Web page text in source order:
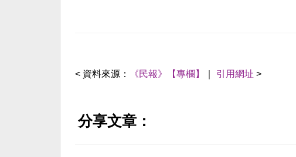
< 資料來源： 《民報》【專欄】 引用網址 >
分享文章：